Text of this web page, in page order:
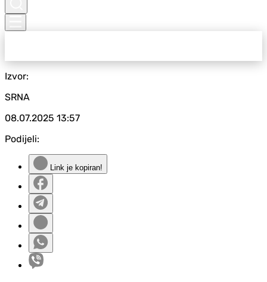
Izvor:
SRNA
08.07.2025 13:57
Podijeli:
Link je kopiran!